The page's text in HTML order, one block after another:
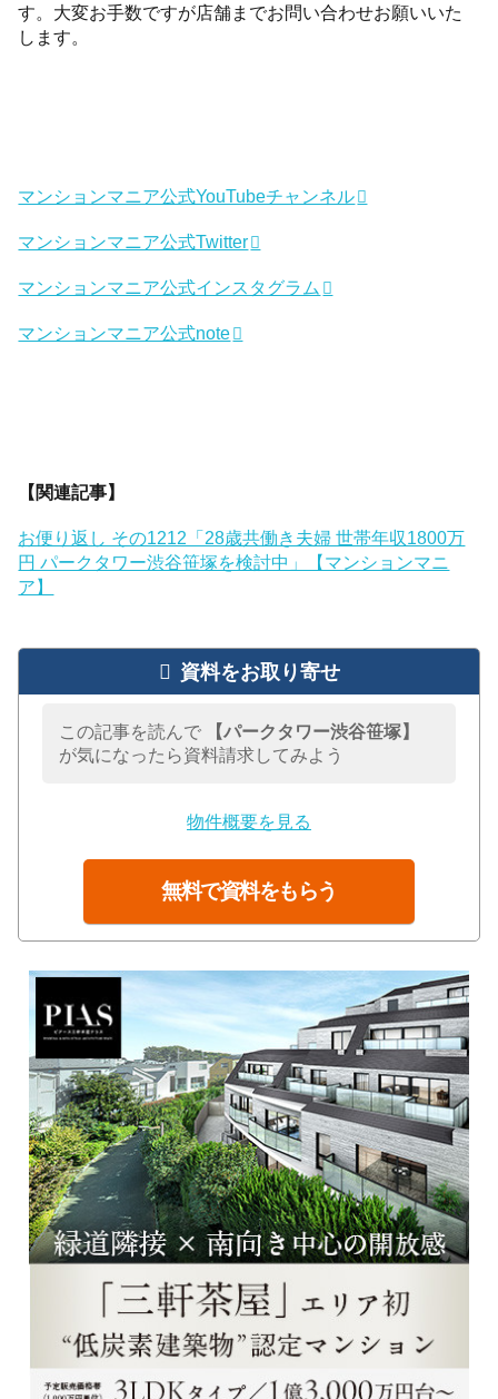
す。大変お手数ですが店舗までお問い合わせお願いいた
します。
マンションマニア公式YouTubeチャンネル
マンションマニア公式Twitter
マンションマニア公式インスタグラム
マンションマニア公式note
【関連記事】
お便り返し その1212「28歳共働き夫婦 世帯年収1800万
円 パークタワー渋谷笹塚を検討中」【マンションマニ
ア】
資料をお取り寄せ
この記事を読んで
【パークタワー渋谷笹塚】
が気になったら資料請求してみよう
物件概要を見る
無料で資料をもらう